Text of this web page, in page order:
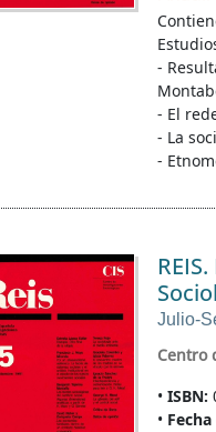
-
- El
- La
-
Julio-
Centro
ISBN: